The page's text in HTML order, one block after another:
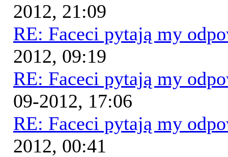
2012, 21:09
RE: Faceci pytają my
2012, 09:19
RE: Faceci pytają my
09-2012, 17:06
RE: Faceci pytają my
2012, 00:41